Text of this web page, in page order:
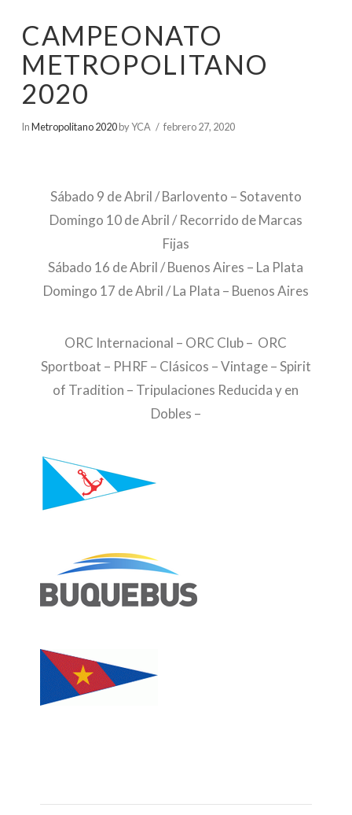
CAMPEONATO
METROPOLITANO
2020
InMetropolitano 2020by YCA febrero 27, 2020
Sábado 9 de Abril / Barlovento – Sotavento
Domingo 10 de Abril / Recorrido de Marcas
Fijas
Sábado 16 de Abril / Buenos Aires – La Plata
Domingo 17 de Abril / La Plata – Buenos Aires
ORC Internacional – ORC Club – ORC
Sportboat – PHRF – Clásicos – Vintage – Spirit
of Tradition – Tripulaciones Reducida y en
Dobles –